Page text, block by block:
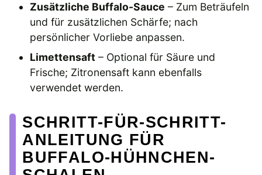
Zusätzliche Buffalo-Sauce – Zum Beträufeln
und für zusätzlichen Schärfe; nach
persönlicher Vorliebe anpassen.
Limettensaft – Optional für Säure und
Frische; Zitronensaft kann ebenfalls
verwendet werden.
SCHRITT-FÜR-SCHRITT-
ANLEITUNG FÜR
BUFFALO-HÜHNCHEN-